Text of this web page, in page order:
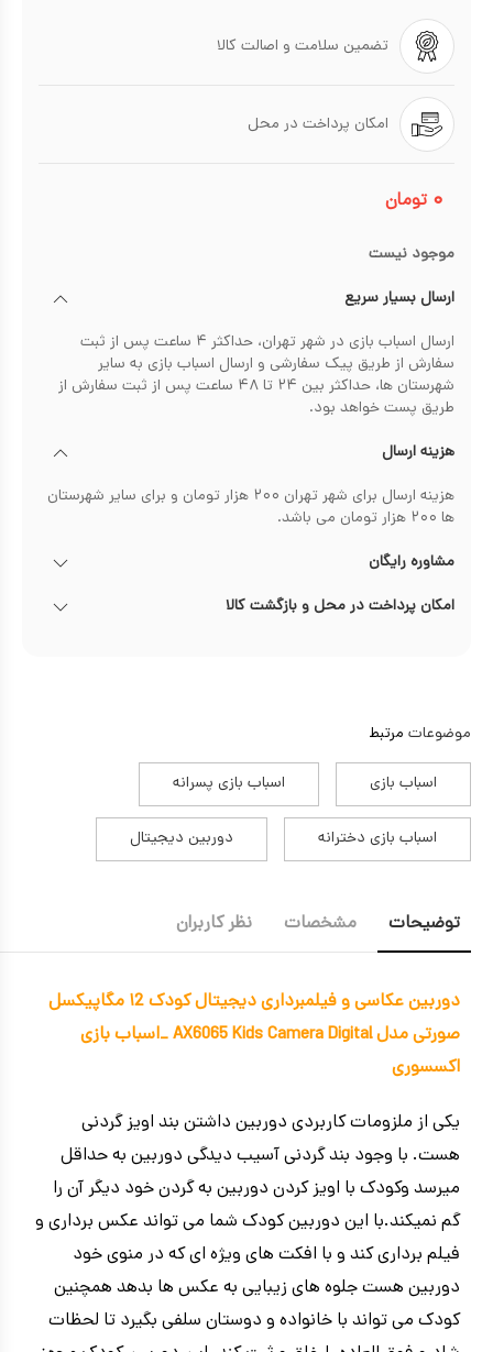
تضمین سلامت و اصالت کالا
امکان پرداخت در محل
۰ تومان
موجود نیست
ارسال بسیار سریع
ارسال اسباب بازی در شهر تهران، حداکثر ۴ ساعت پس از ثبت
سفارش از طریق پیک سفارشی و ارسال اسباب بازی به سایر
شهرستان ها، حداکثر بین ۲۴ تا ۴۸ ساعت پس از ثبت سفارش از
طریق پست خواهد بود.
هزینه ارسال
هزینه ارسال برای شهر تهران ۲۰۰ هزار تومان و برای سایر شهرستان
ها ۲۰۰ هزار تومان می باشد.
مشاوره رایگان
امکان پرداخت در محل و بازگشت کالا
موضوعات مرتبط
اسباب بازی اسباب بازی پسرانه
اسباب بازی دخترانه دوربین دیجیتال
توضیحات مشخصات نظر کاربران
دوربین عکاسی و فیلمبرداری دیجیتال کودک ۱2 مگاپیکسل
صورتی مدل AX6065 Kids Camera Digital _اسباب بازی
اکسسوری
یکی از ملزومات کاربردی دوربین داشتن بند اویز گردنی
هست. با وجود بند گردنی آسیب دیدگی دوربین به حداقل
میرسد وکودک با اویز کردن دوربین به گردن خود دیگر آن را
گم نمیکند.با این دوربین کودک شما می تواند عکس برداری و
فیلم برداری کند و با افکت های ویژه ای که در منوی خود
دوربین هست جلوه های زیبایی به عکس ها بدهد همچنین
کودک می تواند با خانواده و دوستان سلفی بگیرد تا لحظات